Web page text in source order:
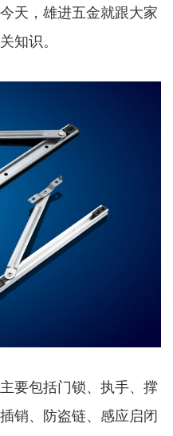
天，雄进五金就跟大家
知识。
包括门锁、执手、撑
销、防盗链、感应启闭